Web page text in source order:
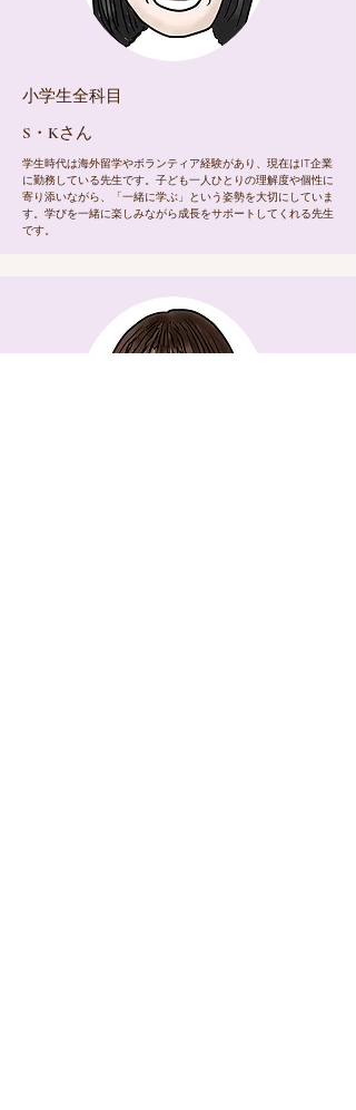
​小学生全科目
S・Kさん
学生時代は海外留学やボランティア経験があり、現在はIT企業
に勤務している先生です。子ども一人ひとりの理解度や個性に
寄り添いながら、「一緒に学ぶ」という姿勢を大切にしていま
す。学びを一緒に楽しみながら成長をサポートしてくれる先生
です。